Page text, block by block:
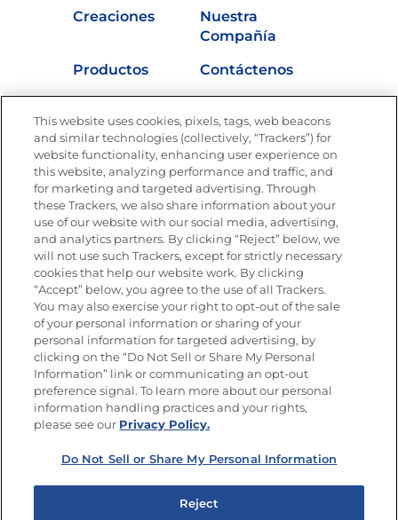
Creaciones
Nuestra
Compañía
Productos
Contáctenos
Nutrición
Únete a La Cocina Goya®
Recibe Nuevas Recetas, Ofertas Especiales y
Promociones
Email(Obligatorio)
SÍGUENOS EN LAS REDES SOCIALES
Política de privacidad
This website uses cookies, pixels, tags, web beacons
and similar technologies (collectively, “Trackers”) for
website functionality, enhancing user experience on
this website, analyzing performance and traffic, and
for marketing and targeted advertising. Through
these Trackers, we also share information about your
use of our website with our social media, advertising,
and analytics partners. By clicking “Reject” below, we
will not use such Trackers, except for strictly necessary
cookies that help our website work. By clicking
“Accept” below, you agree to the use of all Trackers.
You may also exercise your right to opt-out of the sale
of your personal information or sharing of your
personal information for targeted advertising, by
clicking on the “Do Not Sell or Share My Personal
Information” link or communicating an opt-out
preference signal. To learn more about our personal
information handling practices and your rights,
please see our Privacy Policy.
Do Not Sell or Share My Personal Information
Reject